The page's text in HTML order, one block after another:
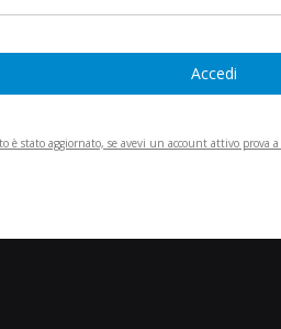
Accedi
è stato aggiornato, se avevi un account attivo prova